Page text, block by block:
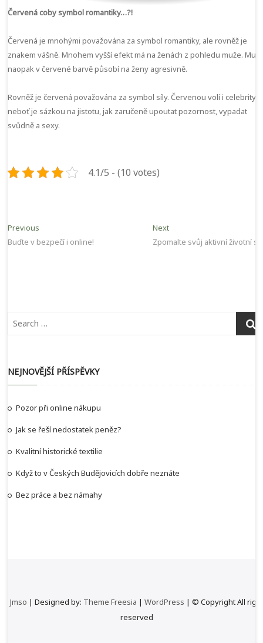
Červená coby symbol romantiky…?!
Červená je mnohými považována za symbol romantiky, ale rovněž je
znakem vášně. Mnohem vyšší efekt má na ženách z pohledu muže. Muži
naopak v červené barvě působí na ženy agresivně.
Rovněž je červená považována za symbol síly. Červenou volí i celebrity,
neboť je sázkou na jistotu, jak zaručeně upoutat pozornost, vypadat
svůdně a sexy.
4.1/5 - (10 votes)
Navigace
pro
Previous
post:
Buďte v bezpečí i online!
NextNext
post:
Zpomalte svůj aktivní životní
NEJNOVĚJŠÍ PŘÍSPĚVKY
Pozor při online nákupu
Jak se řeší nedostatek peněz?
Kvalitní historické textilie
Když to v Českých Budějovicích dobře neznáte
Bez práce a bez námahy
Jmso | Designed by: Theme Freesia |WordPress | © Copyright All
reserved